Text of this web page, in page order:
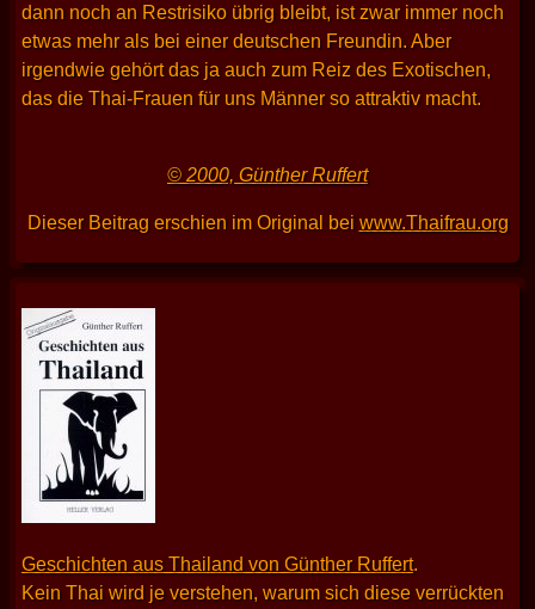
dann noch an Restrisiko übrig bleibt, ist zwar immer noch
etwas mehr als bei einer deutschen Freundin. Aber
irgendwie gehört das ja auch zum Reiz des Exotischen,
das die Thai-Frauen für uns Männer so attraktiv macht.
© 2000, Günther Ruffert
Dieser Beitrag erschien im Original bei www.Thaifrau.org
Geschichten aus Thailand von Günther Ruffert.
Kein Thai wird je verstehen, warum sich diese verrückten